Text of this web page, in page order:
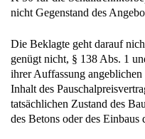
nicht Gegenstand des
Die Beklagte geht darauf
genügt nicht, § 138 Abs. 1
ihrer Auffassung
Inhalt des
tatsächlichen Zustand des
des Betons oder des